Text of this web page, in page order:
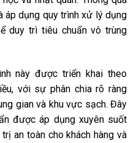
áp dụng quy trình xử lý dụng
duy trì tiêu chuẩn vô trùng
này được triển khai theo
với sự phân chia rõ ràng
gian và khu vực sạch. Đây
được áp dụng xuyên suốt
an toàn cho khách hàng và